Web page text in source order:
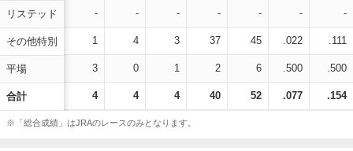
リステッド
その他特別
平場
合計
- - - - - - -
1 4 3 37 45 .022 .111
3 0 1 2 6 .500 .500
4 4 4 40 52 .077 .154
※「総合成績」はJRAのレースのみとなります。